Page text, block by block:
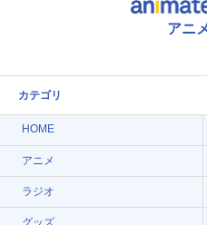
アニ
カテゴリ
HOME
アニメ
ラジオ
グッズ